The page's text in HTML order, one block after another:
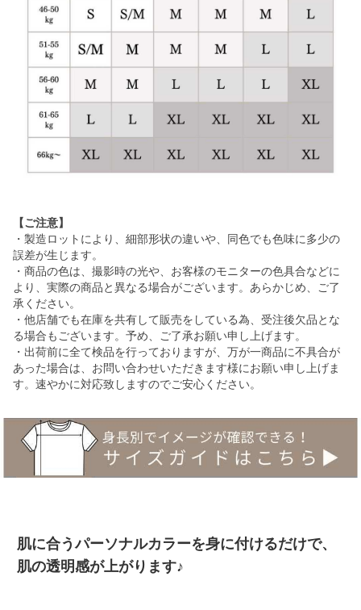
【ご注意】
・製造ロットにより、細部形状の違いや、同色でも色味に多少の
誤差が生じます。
・商品の色は、撮影時の光や、お客様のモニターの色具合などに
より、実際の商品と異なる場合がございます。あらかじめ、ご了
承ください。
・他店舗でも在庫を共有して販売をしている為、受注後欠品とな
る場合もございます。予め、ご了承お願い申し上げます。
・出荷前に全て検品を行っておりますが、万が一商品に不具合が
あった場合は、お問い合わせいただきます様にお願い申し上げま
す。速やかに対応致しますのでご安心ください。
肌に合うパーソナルカラーを身に付けるだけで、
肌の透明感が上がります♪